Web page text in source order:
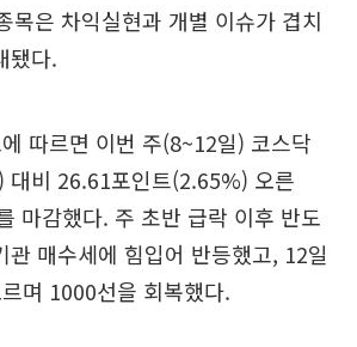
목은 차익실현과 개별 이슈가 겹치
됐다.
따르면 이번 주(8~12일) 코스닥
대비 26.61포인트(2.65%) 오른
마감했다. 주 초반 급락 이후 반도
관 매수세에 힘입어 반등했고, 12일
며 1000선을 회복했다.